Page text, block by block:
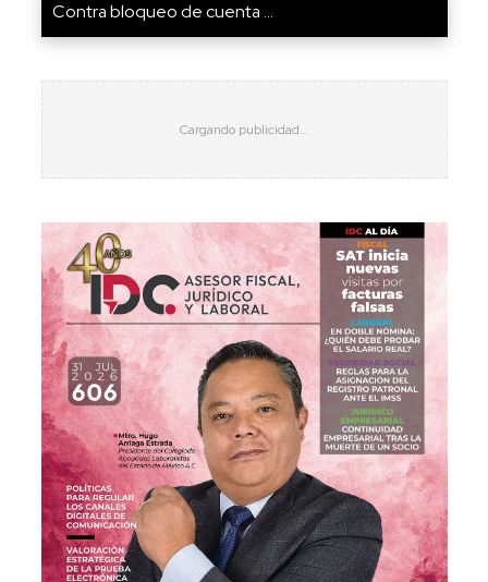
Contra bloqueo de cuenta ...